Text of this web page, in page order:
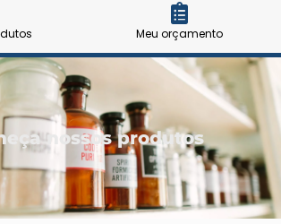
Meu orçamento
nossos produtos